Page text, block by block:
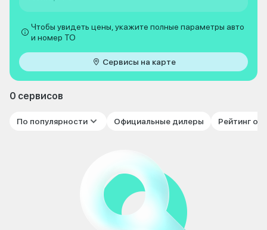
Чтобы увидеть цены, укажите полные параметры авто
и номер ТО
Сервисы на карте
0 сервисов
По популярности Официальные дилеры Рейтинг